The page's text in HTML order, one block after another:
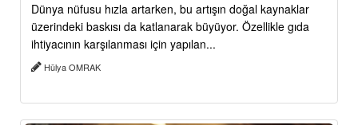
Dünya nüfusu hızla artarken, bu artışın doğal kaynaklar
üzerindeki baskısı da katlanarak büyüyor. Özellikle gıda
ihtiyacının karşılanması için yapılan...
Hülya OMRAK